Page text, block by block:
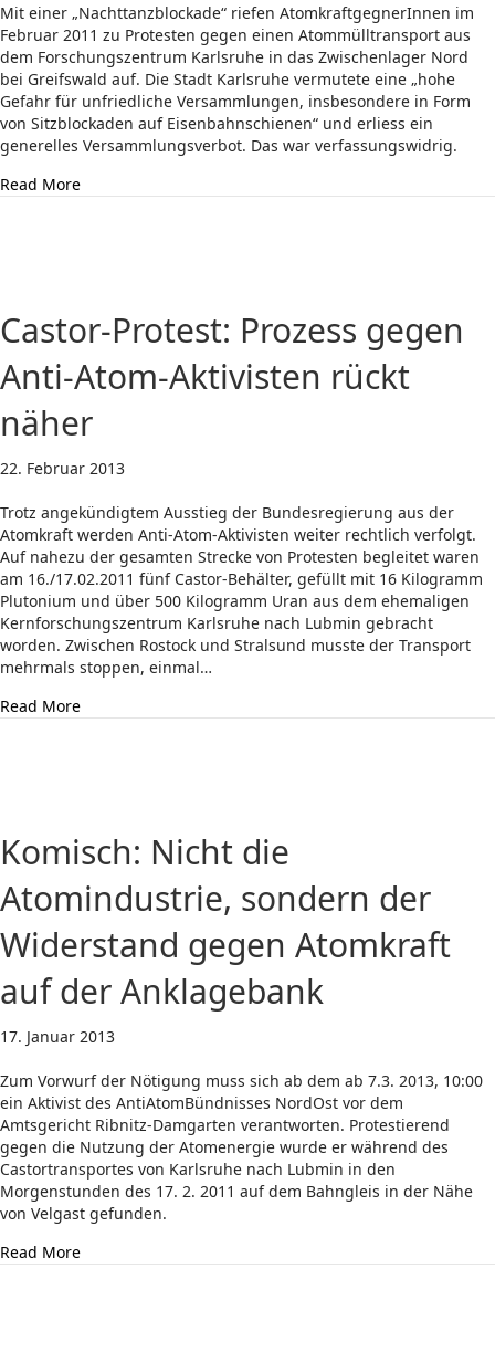
Mit einer „Nachttanzblockade“ riefen AtomkraftgegnerInnen im
Februar 2011 zu Protesten gegen einen Atommülltransport aus
dem Forschungszentrum Karlsruhe in das Zwischenlager Nord
bei Greifswald auf. Die Stadt Karlsruhe vermutete eine „hohe
Gefahr für unfriedliche Versammlungen, insbesondere in Form
von Sitzblockaden auf Eisenbahnschienen“ und erliess ein
generelles Versammlungsverbot. Das war verfassungswidrig.
Read Moreabout Karlsruhe: Versammlungsverbot bei
Castor-Protest: Prozess gegen
Anti-Atom-Aktivisten rückt
näher
22. Februar 2013
Trotz angekündigtem Ausstieg der Bundesregierung aus der
Atomkraft werden Anti-Atom-Aktivisten weiter rechtlich verfolgt.
Auf nahezu der gesamten Strecke von Protesten begleitet waren
am 16./17.02.2011 fünf Castor-Behälter, gefüllt mit 16 Kilogramm
Plutonium und über 500 Kilogramm Uran aus dem ehemaligen
Kernforschungszentrum Karlsruhe nach Lubmin gebracht
worden. Zwischen Rostock und Stralsund musste der Transport
mehrmals stoppen, einmal…
Read Moreabout Castor-Protest: Prozess gegen Anti-Atom-
Komisch: Nicht die
Atomindustrie, sondern der
Widerstand gegen Atomkraft
auf der Anklagebank
17. Januar 2013
Zum Vorwurf der Nötigung muss sich ab dem ab 7.3. 2013, 10:00
ein Aktivist des AntiAtomBündnisses NordOst vor dem
Amtsgericht Ribnitz-Damgarten verantworten. Protestierend
gegen die Nutzung der Atomenergie wurde er während des
Castortransportes von Karlsruhe nach Lubmin in den
Morgenstunden des 17. 2. 2011 auf dem Bahngleis in der Nähe
von Velgast gefunden.
Read Moreabout Komisch: Nicht die Atomindustrie, sondern der